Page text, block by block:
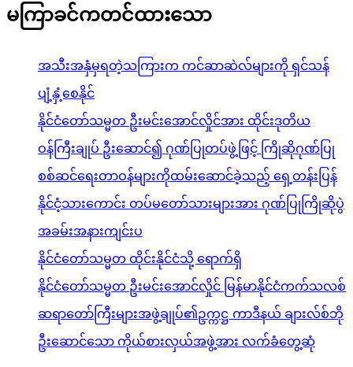
မကြာခင်ကတင်ထားသော
အသီးအနှံမှရတဲ့သကြားက ကင်ဆာဆဲလ်များကို ရှင်သန်
ပျံ့နှံ့စေနိုင်
နိုင်ငံတော်သမ္မတ ဦးမင်းအောင်လှိုင်အား ထိုင်းဒုတိယ
ဝန်ကြီးချုပ် ဦးဆောင်၍ ဂုဏ်ပြုတပ်ဖွဲ့ဖြင့် ကြိုဆိုဂုဏ်ပြု
စစ်ဆင်ရေးတာဝန်များကိုထမ်းဆောင်ခဲ့သည့် ရှေ့တန်းပြန်
နိုင်ငံ့သားကောင်း တပ်မတော်သားများအား ဂုဏ်ပြုကြိုဆိုပွဲ
အခမ်းအနားကျင်းပ
နိုင်ငံတော်သမ္မတ ထိုင်းနိုင်ငံသို့ ရောက်ရှိ
နိုင်ငံတော်သမ္မတ ဦးမင်းအောင်လှိုင် မြန်မာနိုင်ငံကက်သလစ်
ဆရာတော်ကြီးများအဖွဲ့ချုပ်၏ဥက္ကဋ္ဌ ကာဒီနယ် ချားလ်စ်ဘို
ဦးဆောင်သော ကိုယ်စားလှယ်အဖွဲ့အား လက်ခံတွေ့ဆုံ